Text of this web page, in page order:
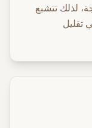
لذلك تتشبع
تقليل